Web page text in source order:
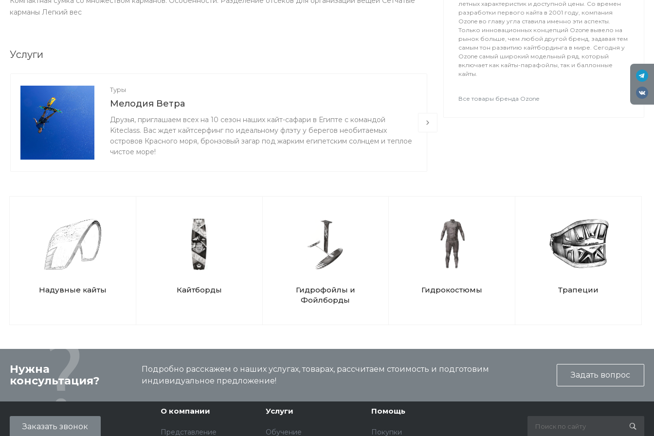
карманы Легкий вес
Услуги
Туры
Мелодия Ветра
Друзья, приглашаем всех на 10 сезон наших кайт-сафари в Египте с командой
Kiteclass. Вас ждет кайтсерфинг по идеальному флэту у берегов необитаемых
островов Красного моря, бронзовый загар под жарким египетским солнцем и теплое
чистое море!
Кайт Одиссея
летных характеристик и доступной цены. Со времен
разработки первого кайта в 2001 году, компания
Ozone во главу угла ставила именно эти аспекты.
Только инновационных концепций Ozone вывело на
рынок больше, чем любой другой бренд, задавая тем
самым тон развитию кайтбординга в мире. Сегодня у
Ozone самый широкий модельный ряд, который
включает как кайты-парафойлы, так и баллонные
кайты.
Все товары бренда Ozone
Надувные кайты Кайтборды
Гидрофойлы и
Фойлборды
Гидрокостюмы Трапеции
Нужна
консультация?
Подробно расскажем о наших услугах, товарах, рассчитаем стоимость и подготовим
индивидуальное предложение!
Задать вопрос
Заказать звонок
О компании
Представление
Услуги
Обучение
Помощь
Покупки